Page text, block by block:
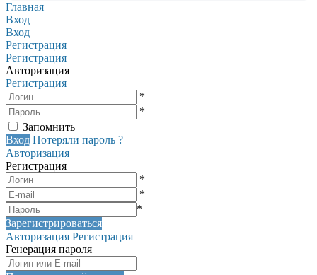
Главная
Вход
Вход
Регистрация
Регистрация
Авторизация
Регистрация
*
*
Запомнить
Вход Потеряли пароль ?
Авторизация
Регистрация
*
*
*
Зарегистрироваться
Авторизация Регистрация
Генерация пароля